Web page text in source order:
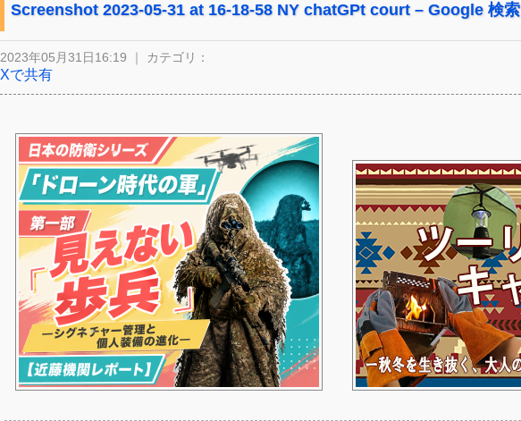
Screenshot 2023-05-31 at 16-18-58 NY chatGPt court – Google 検索
2023年05月31日16:19 ｜ カテゴリ：
Xで共有